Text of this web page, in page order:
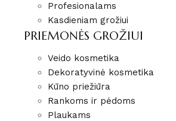
Profesionalams
Kasdieniam grožiui
PRIEMONĖS GROŽIUI
Veido kosmetika
Dekoratyvinė kosmetika
Kūno priežiūra
Rankoms ir pėdoms
Plaukams